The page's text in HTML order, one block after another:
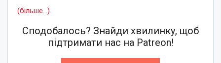
(більше…)
Сподобалось? Знайди хвилинку, щоб
підтримати нас на Patreon!